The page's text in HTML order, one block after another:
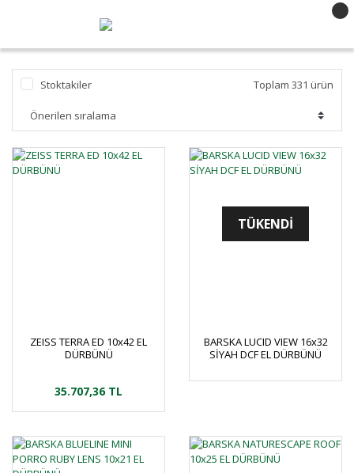
Stoktakiler Toplam 331 ürün
ZEISS TERRA ED 10x42 EL
DÜRBÜNÜ
35.707,36 TL
TÜKENDİ
BARSKA LUCID VIEW 16x32
SİYAH DCF EL DÜRBÜNÜ